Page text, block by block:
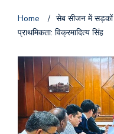
Home / सेब सीजन में सड़कों
प्राथमिकता: विक्रमादित्य सिंह